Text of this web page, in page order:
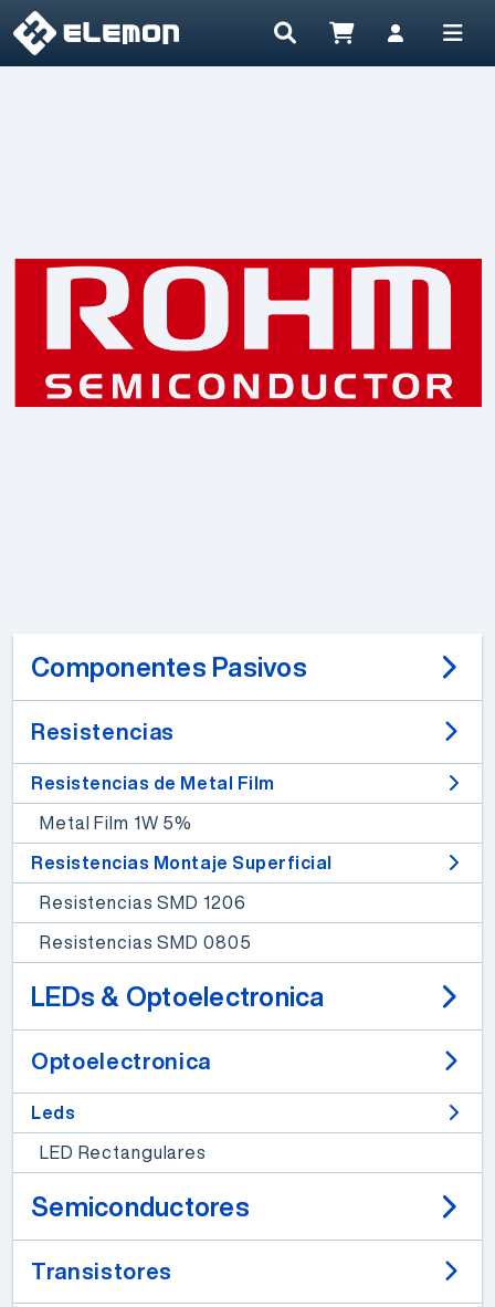
Componentes Pasivos
Resistencias
Resistencias de Metal Film
Metal Film 1W 5%
Resistencias Montaje Superficial
Resistencias SMD 1206
Resistencias SMD 0805
LEDs & Optoelectronica
Optoelectronica
Leds
LED Rectangulares
Semiconductores
Transistores